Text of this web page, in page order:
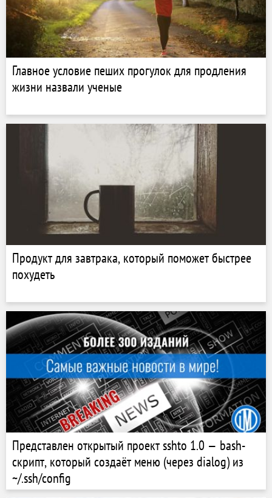
Главное условие пеших прогулок для продления
жизни назвали ученые
Продукт для завтрака, который поможет быстрее
похудеть
Представлен открытый проект sshto 1.0 — bash-
скрипт, который создаёт меню (через dialog) из
~/.ssh/config